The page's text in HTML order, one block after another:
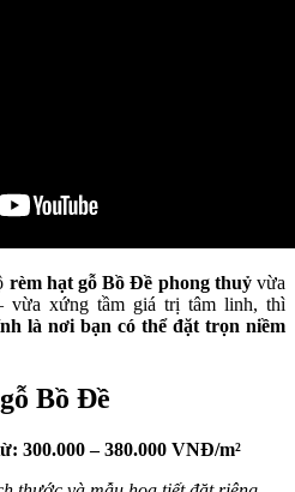
rèm hạt gỗ Bồ Đề phong thuỷvừa
vừa xứng tầm giá trị tâm linh, thì
là nơi bạn có thể đặt trọn niềm
Bồ Đề
300.000 – 380.000 VNĐ/m²